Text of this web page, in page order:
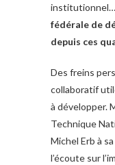
fédérale de
depuis ces
Des freins
collaboratif
à développer.
Technique
Michel Erb à
l’écoute sur